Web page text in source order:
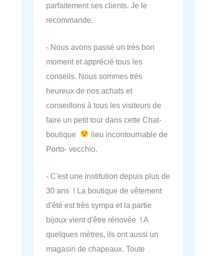
parfaitement ses clients. Je le
recommande.
- Nous avons passé un très bon
moment et apprécié tous les
conseils. Nous sommes très
heureux de nos achats et
conseillons à tous les visiteurs de
faire un petit tour dans cette Chat-
boutique
lieu incontournable de
Porto- vecchio.
- C'est une institution depuis plus de
30 ans ! La boutique de vêtement
d'été est très sympa et la partie
bijoux vient d'être rénovée ! A
quelques mètres, ils ont aussi un
magasin de chapeaux. Toute